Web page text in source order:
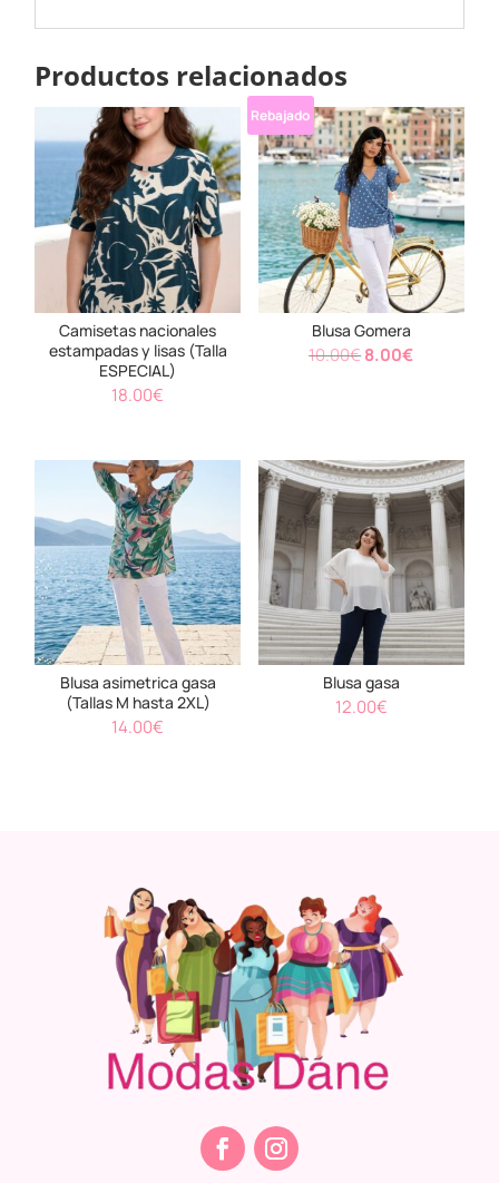
Productos relacionados
Camisetas nacionales
estampadas y lisas (Talla
ESPECIAL)
18.00€
Rebajado
Blusa Gomera
10.00€El
10.00€.
8.00€El
8.00€.
Blusa asimetrica gasa
(Tallas M hasta 2XL)
14.00€
Blusa gasa
12.00€